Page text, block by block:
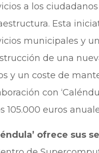
a los
Esta
municipales y
de una
y un coste de
con
105.000 euros
ofrece sus